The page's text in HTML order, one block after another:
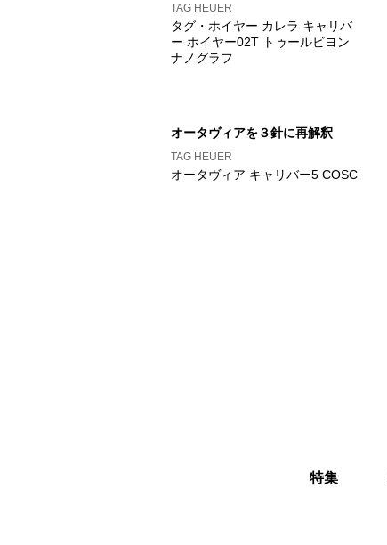
TAG HEUER
タグ・ホイヤー カレラ キャリバ
ー ホイヤー02T トゥールビヨン
ナノグラフ
オータヴィアを３針に再解釈
TAG HEUER
オータヴィア キャリバー5 COSC
特集